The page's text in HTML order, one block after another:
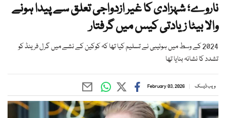
ناروے؛ شہزادی کا غیر ازدواجی تعلق سے پیدا ہونے
والا بیٹا زیادتی کیس میں گرفتار
2024 کے وسط میں ہوئیبی نے تسلیم کیا تھا کہ کوکین کے نشے میں گرل فرینڈ کو
تشدد کا نشانہ بنایا تھا
ویب ڈیسک February 03, 2026